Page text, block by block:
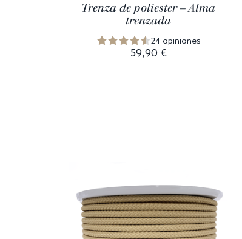
Trenza de poliester – Alma
trenzada
24 opiniones
59,90 €